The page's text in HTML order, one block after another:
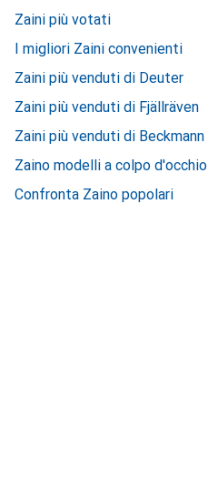
Zaini più votati
I migliori Zaini convenienti
Zaini più venduti di Deuter
Zaini più venduti di Fjällräven
Zaini più venduti di Beckmann
Zaino modelli a colpo d'occhio
Confronta Zaino popolari